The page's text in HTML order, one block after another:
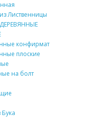
Лиственницы
конфирмат
плоские
на болт
Бука